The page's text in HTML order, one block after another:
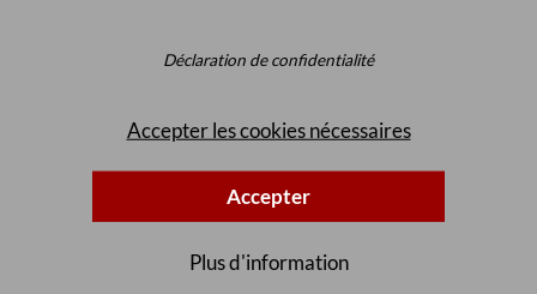
Déclaration de confidentialité
Accepter les cookies nécessaires
Accepter
Plus d'information